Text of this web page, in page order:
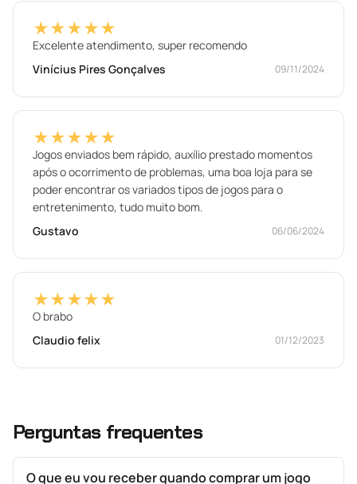
★★★★★
Excelente atendimento, super recomendo
Vinícius Pires Gonçalves
09/11/2024
★★★★★
Jogos enviados bem rápido, auxílio prestado momentos
após o ocorrimento de problemas, uma boa loja para se
poder encontrar os variados tipos de jogos para o
entretenimento, tudo muito bom.
Gustavo
06/06/2024
★★★★★
O brabo
Claudio felix
01/12/2023
Perguntas frequentes
O que eu vou receber quando comprar um jogo